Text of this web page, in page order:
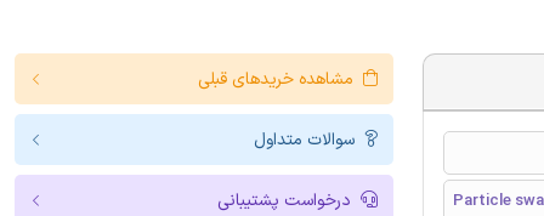
Particle
مشاهده خریدهای قبلی
سوالات متداول
درخواست پشتیبانی